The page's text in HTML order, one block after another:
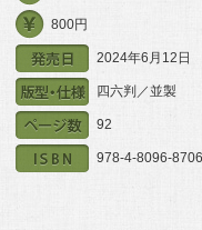
800円
2024年6月12日
四六判／並製
92
978-4-8096-